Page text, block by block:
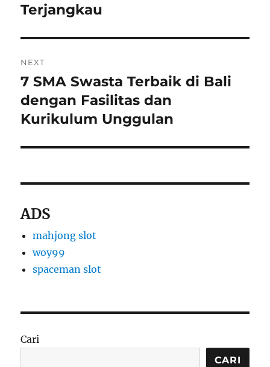
Terjangkau
NEXT
Next
post:
7 SMA Swasta Terbaik di Bali
dengan Fasilitas dan
Kurikulum Unggulan
ADS
mahjong slot
woy99
spaceman slot
Cari
CARI